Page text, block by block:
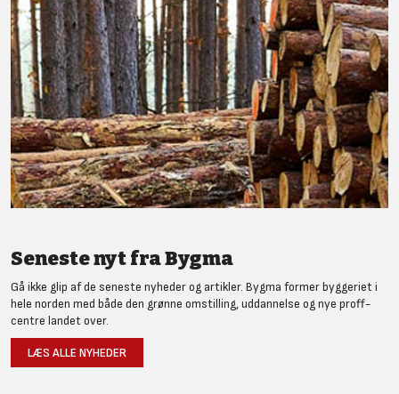
Seneste nyt fra Bygma
Gå ikke glip af de seneste nyheder og artikler. Bygma former byggeriet i
hele norden med både den grønne omstilling, uddannelse og nye proff-
centre landet over.
LÆS ALLE NYHEDER